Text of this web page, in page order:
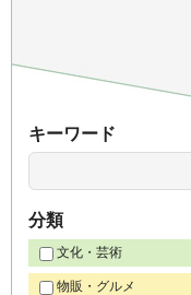
キーワード
分類
文化・芸術
物販・グルメ